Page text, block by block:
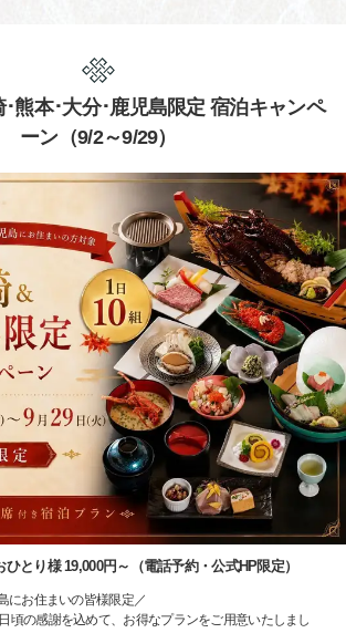
･熊本･大分･鹿児島限定 宿泊キャンペ
ーン（9/2～9/29）
とり様 19,000円～（電話予約・公式HP限定）
にお住まいの皆様限定／
頃の感謝を込めて、お得なプランをご用意いたしまし